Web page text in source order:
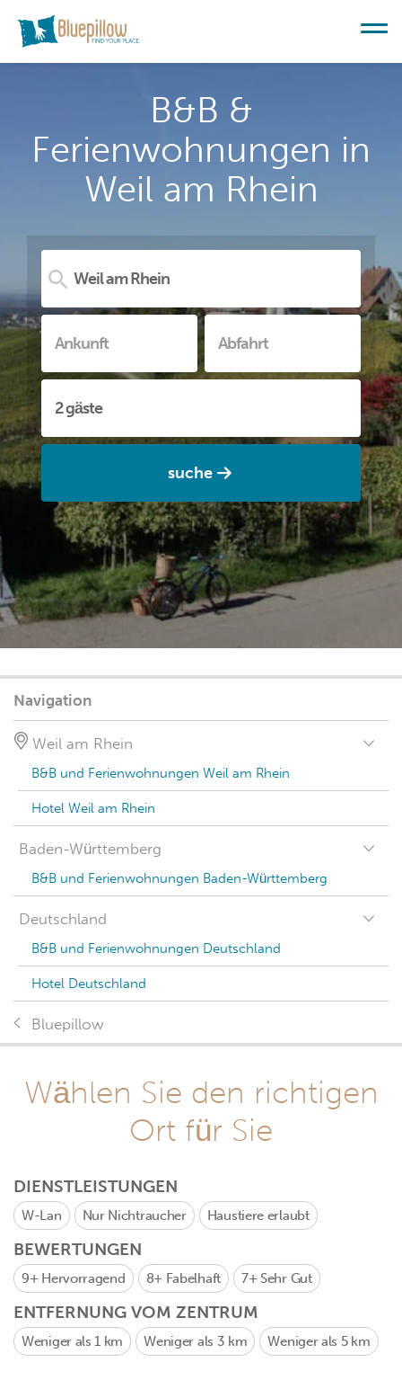
B&B &
Ferienwohnungen in
Weil am Rhein
suche
Navigation
Weil am Rhein
B&B und Ferienwohnungen Weil am Rhein
Hotel Weil am Rhein
Baden-Württemberg
B&B und Ferienwohnungen Baden-Württemberg
Deutschland
B&B und Ferienwohnungen Deutschland
Hotel Deutschland
Bluepillow
Wählen Sie den richtigen
Ort für Sie
DIENSTLEISTUNGEN
W-Lan Nur Nichtraucher Haustiere erlaubt
BEWERTUNGEN
9+ Hervorragend 8+ Fabelhaft 7+ Sehr Gut
ENTFERNUNG VOM ZENTRUM
Weniger als 1 km Weniger als 3 km Weniger als 5 km